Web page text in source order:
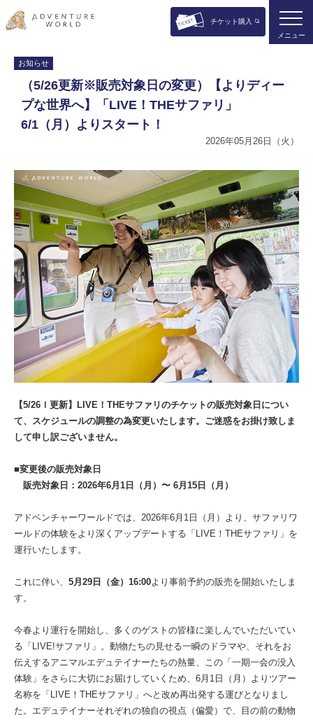
チケット購入
メニュー
お知らせ
（5/26更新※販売対象日の変更）【よりディー
プな世界へ】「LIVE！THEサファリ」
6/1（月）よりスタート！
2026年05月26日（火）
【5/26ｌ更新】LIVE！THEサファリのチケットの販売対象日につい
て、スケジュールの調整の為変更いたします。ご迷惑をお掛け致しま
して申し訳ございません。
■変更後の販売対象日
販売対象日：2026年6月1日（月）〜 6月15日（月）
アドベンチャーワールドでは、2026年6月1日（月）より、サファリワ
ールドの体験をより深くアップデートする「LIVE！THEサファリ」を
運行いたします。
これに伴い、 5月29日（金）16:00より事前予約の販売を開始いたしま
す。
今春より運行を開始し、多くのゲストの皆様に楽しんでいただいてい
る「LIVE!サファリ」。動物たちの見せる一瞬のドラマや、それをお
伝えするアニマルエデュテイナーたちの熱量、この「一期一会の没入
体験」をさらに大切にお届けしていくため、6月1日（月）よりツアー
名称を「LIVE！THEサファリ」へと改め再出発する運びとなりまし
た。エデュテイナーそれぞれの独自の視点（偏愛）で、目の前の動物